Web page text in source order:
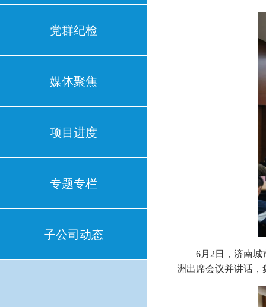
党群纪检
媒体聚焦
项目进度
专题专栏
子公司动态
6月2日，济南
洲出席会议并讲话，